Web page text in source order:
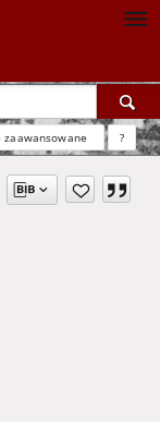
zaawansowane ?